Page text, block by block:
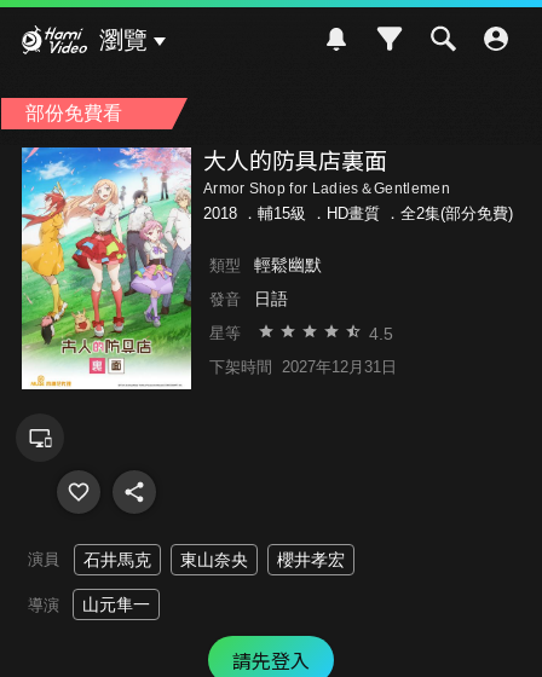
瀏覽
部份免費看
大人的防具店裏面
Armor Shop for Ladies＆Gentlemen
2018 ． 輔15級 ．HD畫質 ．全2集(部分免費)
類型 輕鬆幽默
發音 日語
星等 4.5
下架時間 2027年12月31日
演員 石井馬克 東山奈央 櫻井孝宏
導演 山元隼一
請先登入